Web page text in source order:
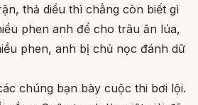
thả diều thì chẳng còn biết gì
phen anh để cho trâu ăn lúa,
phen, anh bị chủ nọc đánh dữ
chúng bạn bày cuộc thi bơi lội.